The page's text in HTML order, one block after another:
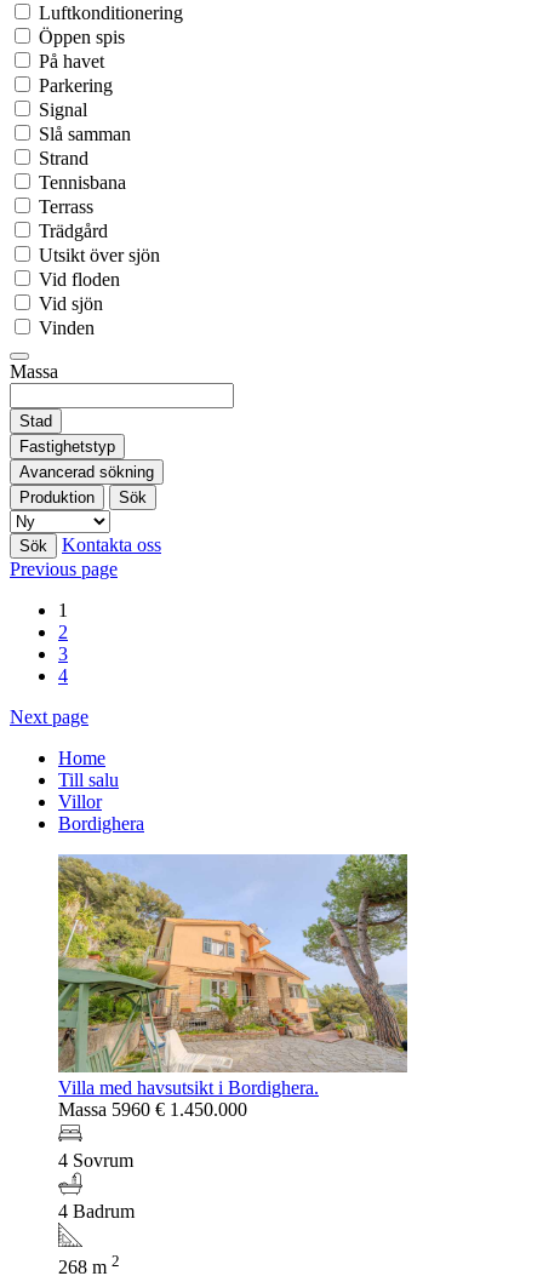
Luftkonditionering
Öppen spis
På havet
Parkering
Signal
Slå samman
Strand
Tennisbana
Terrass
Trädgård
Utsikt över sjön
Vid floden
Vid sjön
Vinden
Massa
Stad
Fastighetstyp
Avancerad sökning
Produktion
Sök
Sök
Kontakta oss
Previous page
1
2
3
4
Next page
Home
Till salu
Villor
Bordighera
Villa med havsutsikt i Bordighera.
Massa 5960 € 1.450.000
4 Sovrum
4 Badrum
268 m 2